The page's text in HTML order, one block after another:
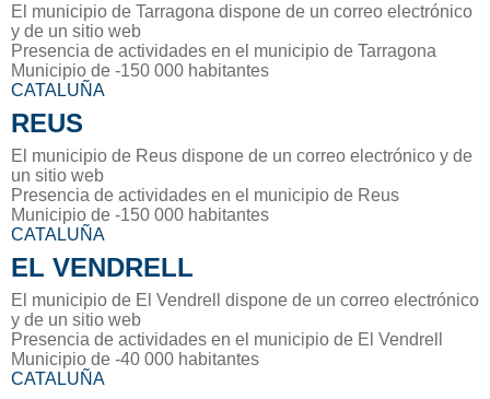
El municipio de Tarragona dispone de un correo electrónico
y de un sitio web
Presencia de actividades en el municipio de Tarragona
Municipio de -150 000 habitantes
CATALUÑA
REUS
El municipio de Reus dispone de un correo electrónico y de
un sitio web
Presencia de actividades en el municipio de Reus
Municipio de -150 000 habitantes
CATALUÑA
EL VENDRELL
El municipio de El Vendrell dispone de un correo electrónico
y de un sitio web
Presencia de actividades en el municipio de El Vendrell
Municipio de -40 000 habitantes
CATALUÑA